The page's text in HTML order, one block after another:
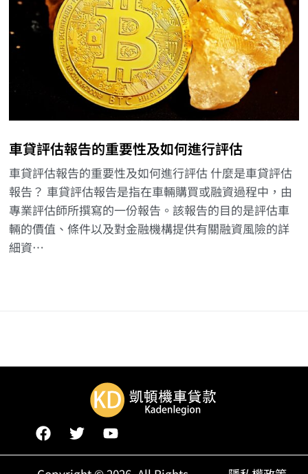
車貸評估報告的重要性及如何進行評估
車貸評估報告的重要性及如何進行評估 什麼是車貸評估
報告？ 車貸評估報告是指在車輛購買或融資過程中，由
專業評估師所撰寫的一份報告。該報告的目的是評估車
輛的價值、條件以及對金融機構提供有關融資風險的詳
細資…